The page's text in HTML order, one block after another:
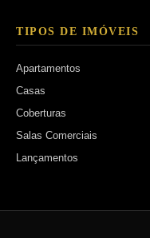
TIPOS DE IMÓVEIS
Apartamentos
Casas
Coberturas
Salas Comerciais
Lançamentos